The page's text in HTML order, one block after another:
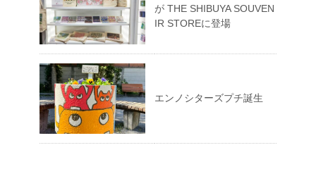
が THE SHIBUYA SOUVEN
IR STOREに登場
エンノシターズプチ誕生